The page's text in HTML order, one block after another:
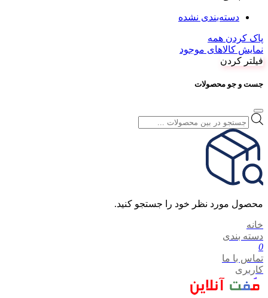
دسته‌بندی نشده
پاک کردن همه
نمایش کالاهای موجود
فیلتر کردن
جست و جو محصولات
Products
search
محصول مورد نظر خود را جستجو کنید.
خانه
دسته بندی
0
تماس با ما
کاربری